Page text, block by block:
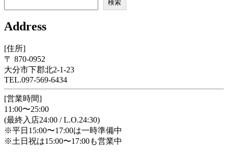
検索
Address
[住所]
〒 870-0952
大分市下郡北2-1-23
TEL.097-569-6434
[営業時間]
11:00〜25:00
(最終入店24:00 / L.O.24:30)
※平日15:00〜17:00は一時準備中
※土日祝は15:00〜17:00も営業中